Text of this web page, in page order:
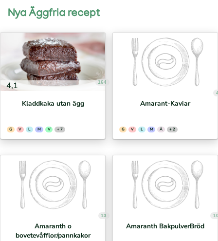
Nya Äggfria recept
4,1 164
Kladdkaka utan ägg
G V L M V + 7
Amarant-Kaviar
G V L M Ä + 2
13
Amaranth o
bovetevåfflor/pannkakor
Amaranth BakpulverBröd